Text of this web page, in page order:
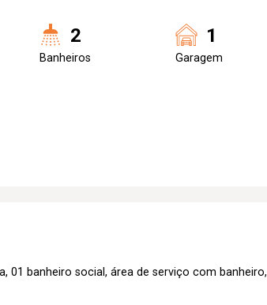
2
Banheiros
1
Garagem
01 banheiro social, área de serviço com banheiro,